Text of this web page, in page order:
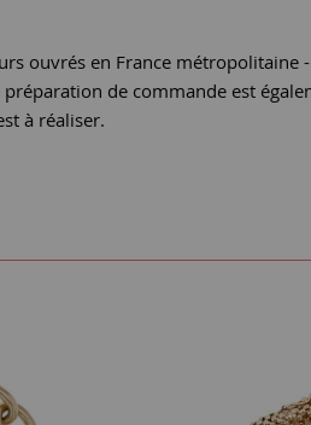
ouvrés en France métropolitaine
de commande est
à réaliser.